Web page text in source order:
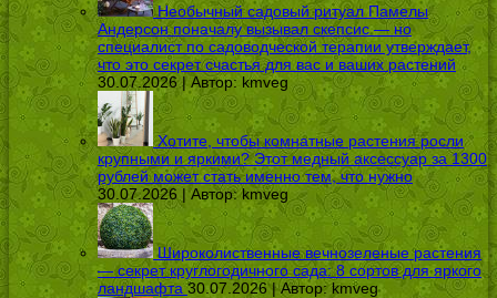
Необычный садовый ритуал Памелы
Андерсон поначалу вызывал скепсис — но
специалист по садоводческой терапии утверждает,
что это секрет счастья для вас и ваших растений
30.07.2026 | Автор: kmveg
Хотите, чтобы комнатные растения росли
крупными и яркими? Этот медный аксессуар за 1300
рублей может стать именно тем, что нужно
30.07.2026 | Автор:kmveg
Широколиственные вечнозеленые растения
— секрет круглогодичного сада: 8 сортов для яркого
ландшафта 30.07.2026 | Автор:kmveg